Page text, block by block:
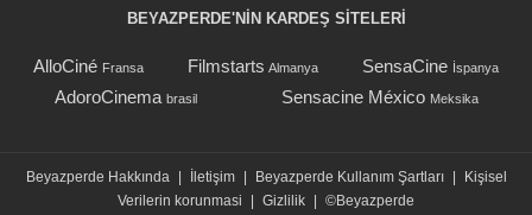
BEYAZPERDE'NIN KARDEŞ SİTELERİ
AlloCiné Fransa Filmstarts Almanya SensaCine İspanya
AdoroCinema brasil Sensacine México Meksika
Beyazperde Hakkında İletişim Beyazperde Kullanım Şartları
Kişisel
Verilerin korunmasi
Gizlilik ©Beyazperde